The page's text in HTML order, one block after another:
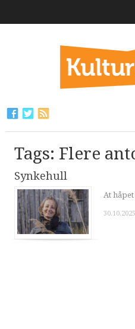
Tags: Flere
Synkehull
At
30.10.2025